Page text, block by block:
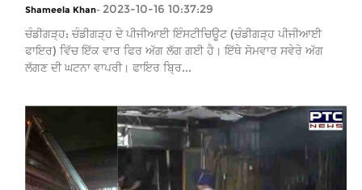
Shameela Khan- 2023-10-16 10:37:29
ਚੰਡੀਗੜ੍ਹ: ਚੰਡੀਗੜ੍ਹ ਦੇ ਪੀਜੀਆਈ ਇੰਸਟੀਚਿਊਟ (ਚੰਡੀਗੜ੍ਹ ਪੀਜੀਆਈ
ਫਾਇਰ) ਵਿੱਚ ਇੱਕ ਵਾਰ ਫਿਰ ਅੱਗ ਲੱਗ ਗਈ ਹੈ। ਇੱਥੇ ਸੋਮਵਾਰ ਸਵੇਰੇ ਅੱਗ
ਲੱਗਣ ਦੀ ਘਟਨਾ ਵਾਪਰੀ। ਫਾਇਰ ਬ੍ਰਿ...